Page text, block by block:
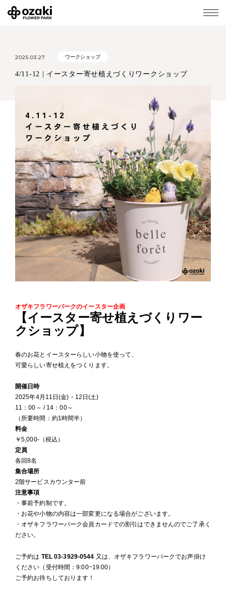
2025.03.27 ワークショップ
4/11-12 | イースター寄せ植えづくりワークショップ
オザキフラワーパークのイースター企画
【イースター寄せ植えづくりワー
クショップ】
春のお花とイースターらしい小物を使って、
可愛らしい寄せ植えをつくります。
開催日時
2025年4月11日(金)・12日(土)
11：00～ / 14：00～
（所要時間：約1時間半）
料金
￥5,000-（税込）
定員
各回8名
集合場所
2階サービスカウンター前
注意事項
・事前予約制です。
・お花や小物の内容は一部変更になる場合がございます。
・オザキフラワーパーク会員カードでの割引はできませんのでご了承く
ださい。
ご予約は TEL 03-3929-0544 又は、オザキフラワーパークでお声掛け
ください（受付時間：9:00~19:00）
ご予約お待ちしております！